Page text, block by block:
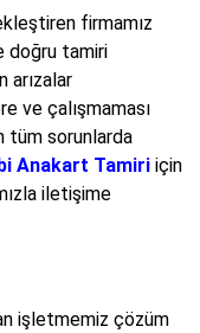
firmamız
doğru tamiri
arızalar
ve çalışmaması
tüm sorunlarda
Anakart Tamiri için
iletişime
işletmemiz çözüm